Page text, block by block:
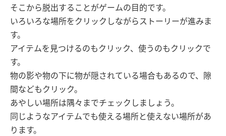
そこから脱出することがゲームの目的です。
いろいろな場所をクリックしながらストーリーが進みま
す。
アイテムを見つけるのもクリック、使うのもクリックで
す。
物の影や物の下に物が隠されている場合もあるので、隙
間などもクリック。
あやしい場所は隅々までチェックしましょう。
同じようなアイテムでも使える場所と使えない場所があ
ります。